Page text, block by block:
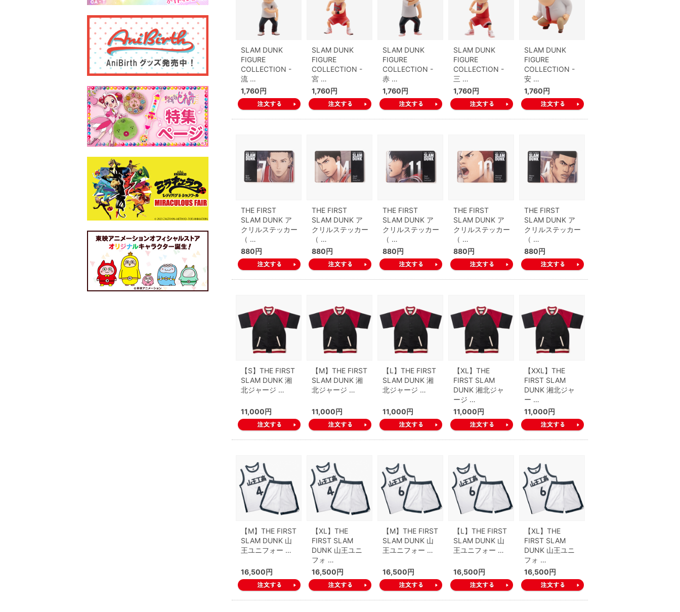
SLAM DUNK
FIGURE
COLLECTION -
流 …
1,760円
SLAM DUNK
FIGURE
COLLECTION -
宮 …
1,760円
SLAM DUNK
FIGURE
COLLECTION -
赤 …
1,760円
SLAM DUNK
FIGURE
COLLECTION -
三 …
1,760円
SLAM DUNK
FIGURE
COLLECTION -
安 …
1,760円
THE FIRST
SLAM DUNK ア
クリルステッカー
（ …
880円
THE FIRST
SLAM DUNK ア
クリルステッカー
（ …
880円
THE FIRST
SLAM DUNK ア
クリルステッカー
（ …
880円
THE FIRST
SLAM DUNK ア
クリルステッカー
（ …
880円
THE FIRST
SLAM DUNK ア
クリルステッカー
（ …
880円
【S】THE FIRST
SLAM DUNK 湘
北ジャージ …
11,000円
【M】THE FIRST
SLAM DUNK 湘
北ジャージ …
11,000円
【L】THE FIRST
SLAM DUNK 湘
北ジャージ …
11,000円
【XL】THE
FIRST SLAM
DUNK 湘北ジャ
ージ …
11,000円
【XXL】THE
FIRST SLAM
DUNK 湘北ジャ
ー …
11,000円
【M】THE FIRST
SLAM DUNK 山
王ユニフォー …
16,500円
【XL】THE
FIRST SLAM
DUNK 山王ユニ
フォ …
16,500円
【M】THE FIRST
SLAM DUNK 山
王ユニフォー …
16,500円
【L】THE FIRST
SLAM DUNK 山
王ユニフォー …
16,500円
【XL】THE
FIRST SLAM
DUNK 山王ユニ
フォ …
16,500円